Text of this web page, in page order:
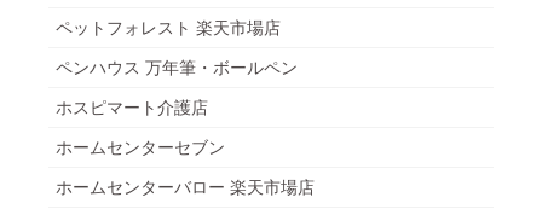
ペットフォレスト 楽天市場店
ペンハウス 万年筆・ボールペン
ホスピマート介護店
ホームセンターセブン
ホームセンターバロー 楽天市場店